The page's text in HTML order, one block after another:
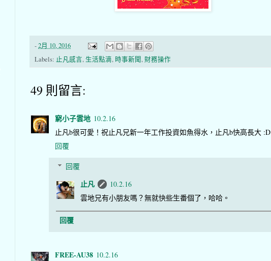
-2月 10, 2016
Labels: 止凡感言,生活點滴, 時事新聞, 財務操作
49 則留言:
窮小子雲地 10.2.16
止凡b很可愛！祝止凡兄新一年工作投資如魚得水，止凡b快高長大 :D
回覆
回覆
止凡
10.2.16
雲地兄有小朋友嗎？無就快些生番個了，哈哈。
回覆
FREE-AU38 10.2.16